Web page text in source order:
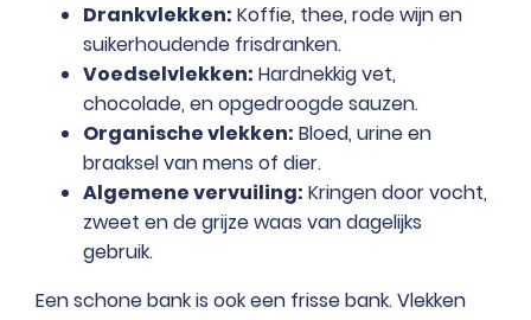
Drankvlekken: Koffie, thee, rode wijn en
suikerhoudende frisdranken.
Voedselvlekken: Hardnekkig vet,
chocolade, en opgedroogde sauzen.
Organische vlekken: Bloed, urine en
braaksel van mens of dier.
Algemene vervuiling: Kringen door vocht,
zweet en de grijze waas van dagelijks
gebruik.
Een schone bank is ook een frisse bank. Vlekken